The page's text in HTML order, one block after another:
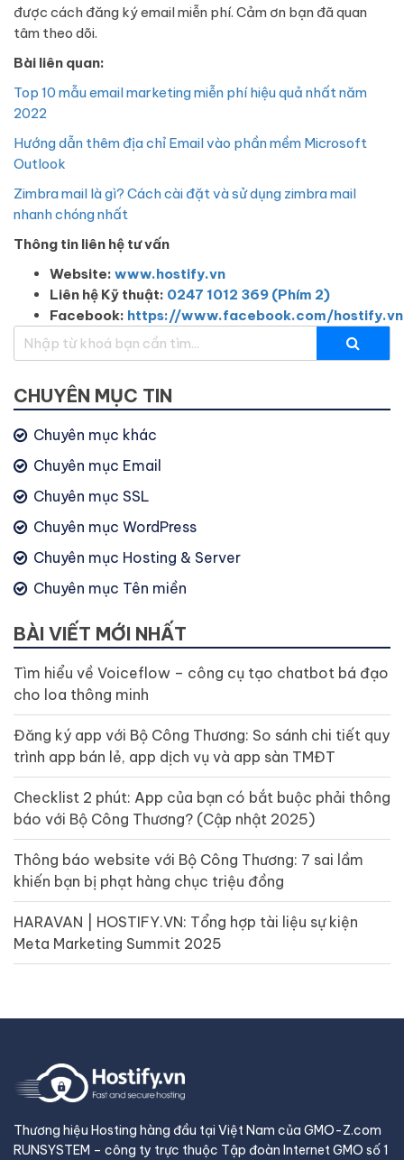
được cách đăng ký email miễn phí. Cảm ơn bạn đã quan
tâm theo dõi.
Bài liên quan:
Top 10 mẫu email marketing miễn phí hiệu quả nhất năm
2022
Hướng dẫn thêm địa chỉ Email vào phần mềm Microsoft
Outlook
Zimbra mail là gì? Cách cài đặt và sử dụng zimbra mail
nhanh chóng nhất
Thông tin liên hệ tư vấn
Website: www.hostify.vn
Liên hệ Kỹ thuật: 0247 1012 369 (Phím 2)
Facebook: https://www.facebook.com/hostify.vn
CHUYÊN MỤC TIN
Chuyên mục khác
Chuyên mục Email
Chuyên mục SSL
Chuyên mục WordPress
Chuyên mục Hosting & Server
Chuyên mục Tên miền
BÀI VIẾT MỚI NHẤT
Tìm hiểu về Voiceflow – công cụ tạo chatbot bá đạo
cho loa thông minh
Đăng ký app với Bộ Công Thương: So sánh chi tiết quy
trình app bán lẻ, app dịch vụ và app sàn TMĐT
Checklist 2 phút: App của bạn có bắt buộc phải thông
báo với Bộ Công Thương? (Cập nhật 2025)
Thông báo website với Bộ Công Thương: 7 sai lầm
khiến bạn bị phạt hàng chục triệu đồng
HARAVAN | HOSTIFY.VN: Tổng hợp tài liệu sự kiện
Meta Marketing Summit 2025
Thương hiệu Hosting hàng đầu tại Việt Nam của GMO-Z.com
RUNSYSTEM – công ty trực thuộc Tập đoàn Internet GMO số 1